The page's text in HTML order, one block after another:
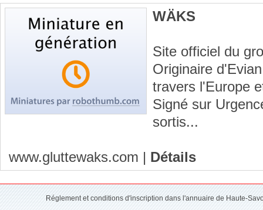
WÄKS
Site officiel du
Originaire
travers l'Europe
Signé sur
sortis...
www.gluttewaks.com | Détails
Réglement et conditions d'inscription dans l'annuaire de Haute-